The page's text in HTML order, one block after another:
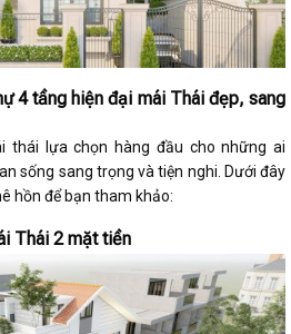
4 tầng hiện đại mái Thái đẹp, sang
thái lựa chọn hàng đầu cho những ai
sống sang trọng và tiện nghi. Dưới đây
hồn để bạn tham khảo:
Thái 2 mặt tiền